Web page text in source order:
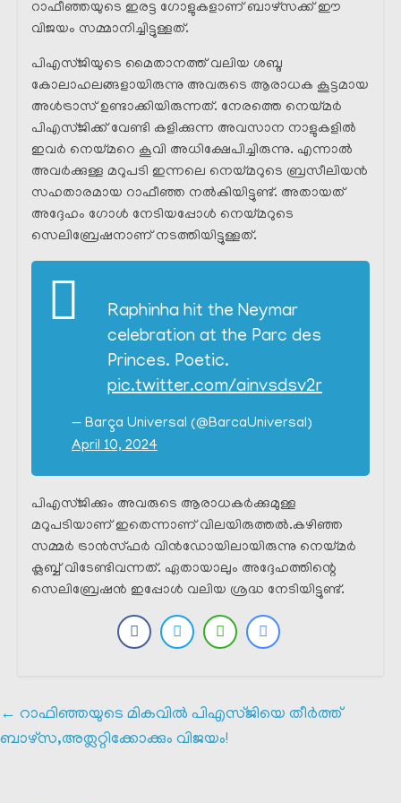
റാഫീഞ്ഞയുടെ ഇരട്ട ഗോളുകളാണ് ബാഴ്സക്ക് ഈ
വിജയം സമ്മാനിച്ചിട്ടുള്ളത്.
പിഎസ്ജിയുടെ മൈതാനത്ത് വലിയ ശബ്ദ
കോലാഹലങ്ങളായിരുന്നു അവരുടെ ആരാധക കൂട്ടമായ
അൾട്രാസ്‌ ഉണ്ടാക്കിയിരുന്നത്. നേരത്തെ നെയ്മർ
പിഎസ്ജിക്ക് വേണ്ടി കളിക്കുന്ന അവസാന നാളുകളിൽ
ഇവർ നെയ്മറെ കൂവി അധിക്ഷേപിച്ചിരുന്നു. എന്നാൽ
അവർക്കുള്ള മറുപടി ഇന്നലെ നെയ്മറുടെ ബ്രസീലിയൻ
സഹതാരമായ റാഫീഞ്ഞ നൽകിയിട്ടുണ്ട്. അതായത്
അദ്ദേഹം ഗോൾ നേടിയപ്പോൾ നെയ്മറുടെ
സെലിബ്രേഷനാണ് നടത്തിയിട്ടുള്ളത്.
Raphinha hit the Neymar
celebration at the Parc des
Princes. Poetic.
pic.twitter.com/ainvsdsv2r
— Barça Universal (@BarcaUniversal)
April 10, 2024
പിഎസ്ജിക്കും അവരുടെ ആരാധകർക്കുമുള്ള
മറുപടിയാണ് ഇതെന്നാണ് വിലയിരുത്തൽ.കഴിഞ്ഞ
സമ്മർ ട്രാൻസ്ഫർ വിൻഡോയിലായിരുന്നു നെയ്മർ
ക്ലബ്ബ് വിടേണ്ടിവന്നത്. ഏതായാലും അദ്ദേഹത്തിന്റെ
സെലിബ്രേഷൻ ഇപ്പോൾ വലിയ ശ്രദ്ധ നേടിയിട്ടുണ്ട്.
← റാഫിഞ്ഞയുടെ മികവിൽ പിഎസ്ജിയെ തീർത്ത്
ബാഴ്സ,അത്ലറ്റിക്കോക്കും വിജയം!